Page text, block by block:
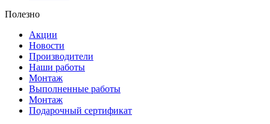
Полезно
Акции
Новости
Производители
Наши работы
Монтаж
Выполненные работы
Монтаж
Подарочный сертификат